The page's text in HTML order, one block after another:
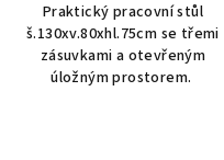
Praktický pracovní stůl
š.130xv.80xhl.75cm se třemi
zásuvkami a otevřeným
úložným prostorem.